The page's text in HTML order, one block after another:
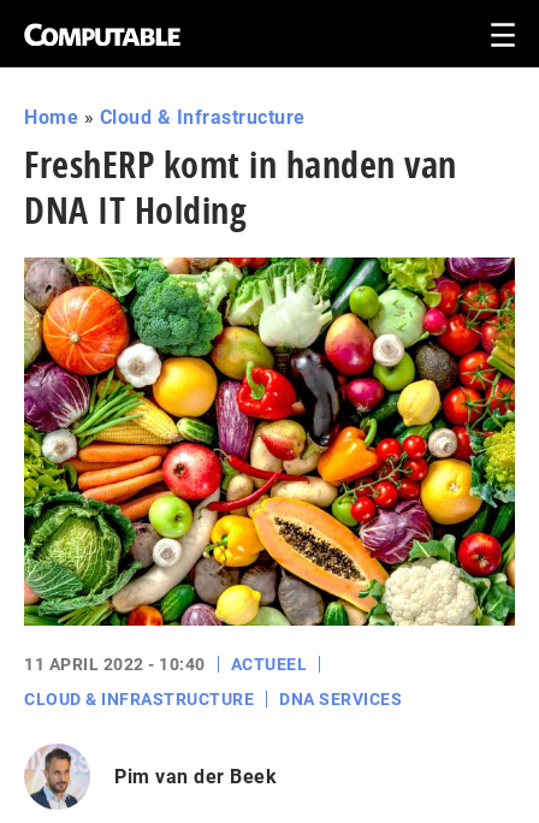
Home » Cloud & Infrastructure
FreshERP komt in handen van
DNA IT Holding
11 APRIL 2022 - 10:40
ACTUEEL
CLOUD & INFRASTRUCTURE
DNA SERVICES
Pim van der Beek